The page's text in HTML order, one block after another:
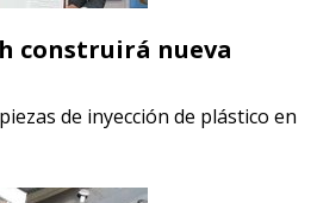
construirá nueva
de inyección de plástico en